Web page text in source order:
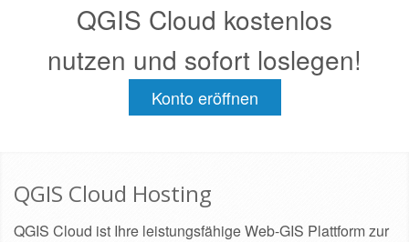
QGIS Cloud kostenlos
nutzen und sofort loslegen!
Konto eröffnen
QGIS Cloud Hosting
QGIS Cloud ist Ihre leistungsfähige Web-GIS Plattform zur